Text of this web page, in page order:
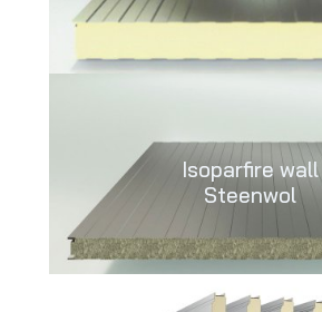
Isoparfire wall
Steenwol